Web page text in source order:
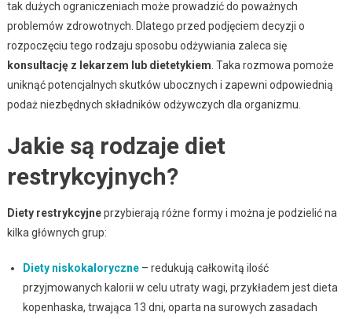
tak dużych ograniczeniach może prowadzić do poważnych
problemów zdrowotnych. Dlatego przed podjęciem decyzji o
rozpoczęciu tego rodzaju sposobu odżywiania zaleca się
konsultację z lekarzem lub dietetykiem . Taka rozmowa pomoże
uniknąć potencjalnych skutków ubocznych i zapewni odpowiednią
podaż niezbędnych składników odżywczych dla organizmu.
Jakie są rodzaje diet
restrykcyjnych?
Diety restrykcyjneprzybierają różne formy i można je podzielić na
kilka głównych grup:
Diety niskokaloryczne– redukują całkowitą ilość
przyjmowanych kalorii w celu utraty wagi, przykładem jest dieta
kopenhaska, trwająca 13 dni, oparta na surowych zasadach